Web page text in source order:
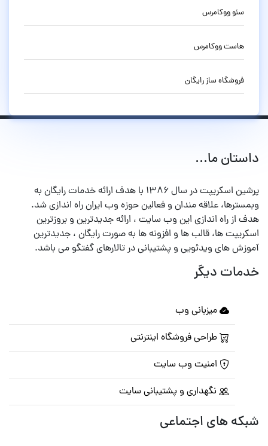
سئو ووکامرس
هاست ووکامرس
فروشگاه ساز رایگان
داستان ما...
پرشین اسکریپت در سال ۱۳۸۶ با هدف ارائه خدمات رایگان به
وبمسترها، علاقه مندان و فعالین حوزه وب ایران راه اندازی شد.
هدف از راه اندازی این وب سایت ، ارائه جدیدترین و بروزترین
اسکریپت ها، قالب ها و افزونه ها به صورت رایگان ، جدیدترین
آموزش های ویدئویی و پشتیبانی در تالارهای گفتگو می باشد.
خدمات دیگر
میزبانی وب
طراحی فروشگاه اینترنتی
امنیت وب سایت
نگهداری و پشتیبانی سایت
شبکه های اجتماعی